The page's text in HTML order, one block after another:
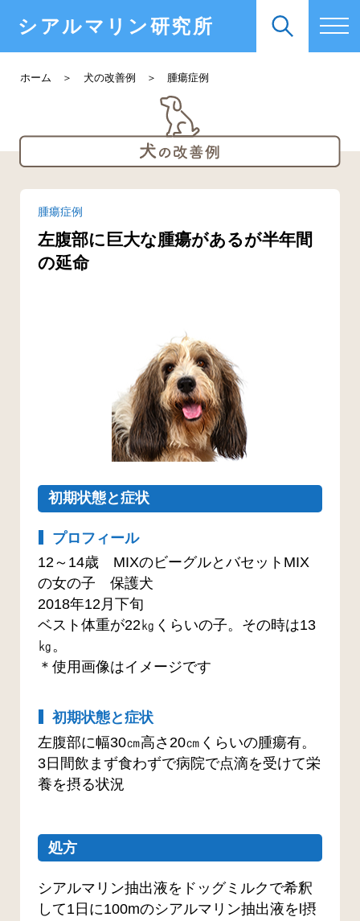
シアルマリン研究所
ホーム 犬の改善例 腫瘍症例
腫瘍症例
左腹部に巨大な腫瘍があるが半年間
の延命
初期状態と症状
プロフィール
12～14歳 MIXのビーグルとバセットMIX
の女の子 保護犬
2018年12月下旬
ベスト体重が22㎏くらいの子。その時は13
㎏。
＊使用画像はイメージです
初期状態と症状
左腹部に幅30㎝高さ20㎝くらいの腫瘍有。
3日間飲まず食わずで病院で点滴を受けて栄
養を摂る状況
処方
シアルマリン抽出液をドッグミルクで希釈
して1日に100mのシアルマリン抽出液をl摂